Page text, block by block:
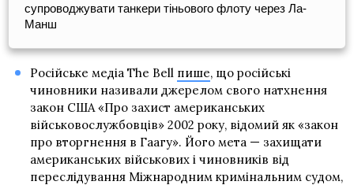
супроводжувати танкери тіньового флоту через Ла-
Манш
Російське медіа The Bell пише, що російські
чиновники називали джерелом свого натхнення
закон США «Про захист американських
військовослужбовців» 2002 року, відомий як «закон
про вторгнення в Гаагу». Його мета — захищати
американських військових і чиновників від
переслідування Міжнародним кримінальним судом,